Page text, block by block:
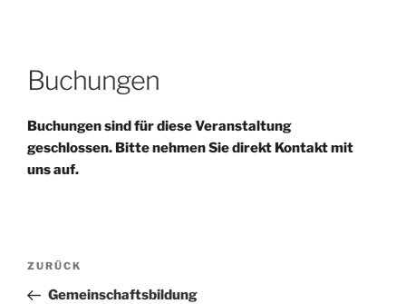
Buchungen
Buchungen sind für diese Veranstaltung
geschlossen. Bitte nehmen Sie direkt Kontakt mit
uns auf.
Beitragsnavigation
Vorheriger
Beitrag
ZURÜCK
Gemeinschaftsbildung